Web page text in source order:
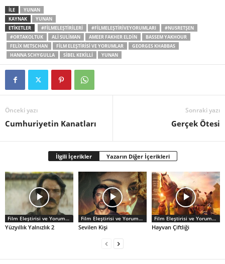
İLE
YUNAN
KAYNAK
YUNAN
ETİKETLER
#FILMELEŞTIRILERI #FILMELEŞTIRIVEYORUMLARI
#NUSRETŞEN
#ORTAKOLTUK
ALI SULIMAN AMEER FAKHER ELDIN
BASSEM YAKHOUR
FELIX METSCHAN
FILM ELEŞTIRISI VE YORUMLAR
GEORGES KHABBAS
HANNA SCHYGULLA
SIBEL KEKILLI YUNAN
Önceki yazı
Cumhuriyetin Kanatları
Sonraki yazı
Gerçek Ötesi
İlgili İçerikler Yazarın Diğer İçerikleri
Film Eleştirisi ve Yorumlar
Yüzyıllık Yalnızlık 2
Film Eleştirisi ve Yorumlar
Sevilen Kişi
Film Eleştirisi ve Yorumlar
Hayvan Çiftliği